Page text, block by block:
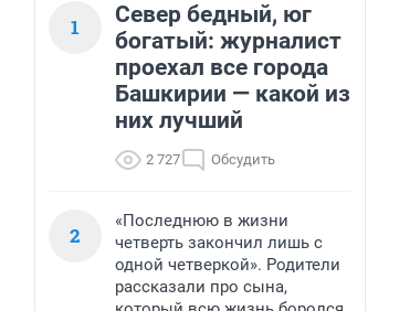
1
Север бедный, юг
богатый: журналист
проехал все города
Башкирии — какой из
них лучший
2 727 Обсудить
2
«Последнюю в жизни
четверть закончил лишь с
одной четверкой». Родители
рассказали про сына,